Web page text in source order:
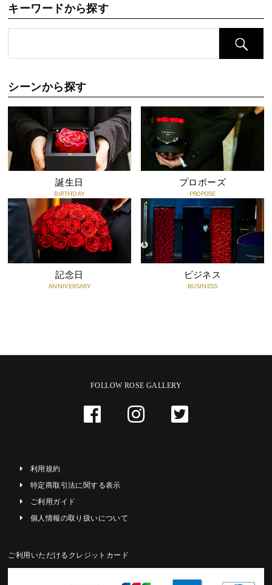
●お水をあげないでください。また湿気に弱く、湿度の高い場所に
置くと花びらが透けたようになりますのでご注意ください。
●高温多湿の環境下に長く置きますと、カビや害虫の被害が考えら
れますので、なるべく乾燥している場所においてください。
燥しすぎると、花びらがひび割れたり、色褪せする場合がございま
す。
●食用ではありませんので、食べないでください。
キーワードから探す
シーンから探す
誕生日
BIRTHDAY
プロポーズ
PROPOSE
記念日
ANNIVERSARY
ビジネス
BUSINESS
FOLLOW ROSE GALLERY
利用規約
特定商取引法に関する表示
ご利用ガイド
個人情報の取り扱いについて
ご利用いただけるクレジットカード